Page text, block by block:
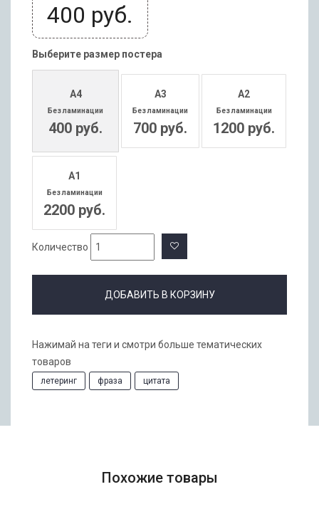
400 руб.
Выберите размер постера
А4
Без ламинации
400 руб.
А3
Без ламинации
700 руб.
А2
Без ламинации
1200 руб.
А1
Без ламинации
2200 руб.
Количество
ДОБАВИТЬ В КОРЗИНУ
Нажимай на теги и смотри больше тематических
товаров
летеринг фраза цитата
Похожие товары